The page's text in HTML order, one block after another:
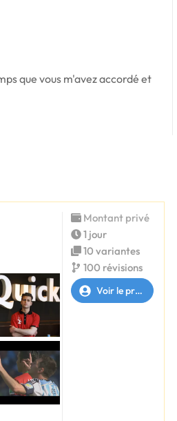
que vous m'avez accordé et
Montant privé
1 jour
10 variantes
100 révisions
Voir le profil